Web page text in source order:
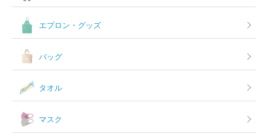
エプロン・グッズ
バッグ
タオル
マスク